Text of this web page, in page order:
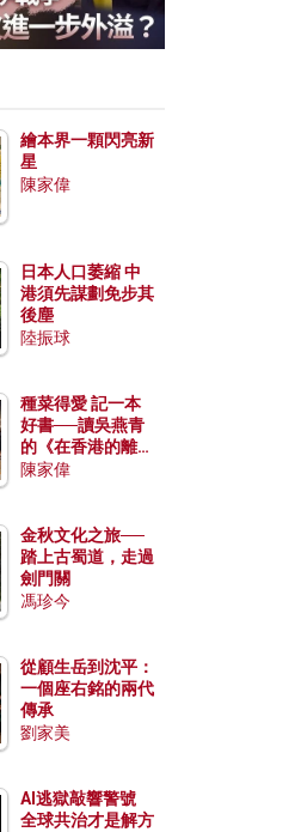
繪本界一顆閃亮新
星
陳家偉
日本人口萎縮 中
港須先謀劃免步其
後塵
陸振球
種菜得愛 記一本
好書──讀吳燕青
的《在香港的離島
種菜》
陳家偉
金秋文化之旅──
踏上古蜀道，走過
劍門關
馮珍今
從顧生岳到沈平：
一個座右銘的兩代
傳承
劉家美
AI逃獄敲響警號
全球共治才是解方